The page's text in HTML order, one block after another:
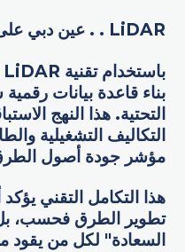
LiDAR . . عين دبي على أصولها
بناء قاعدة بيانات
التحتية. هذا النهج
مؤشر جودة أصول
هذا التكامل التقني
تطوير الطرق فحسب،
السعادة" لكل من يقود